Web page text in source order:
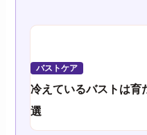
バストケア
冷えているバストは育
選